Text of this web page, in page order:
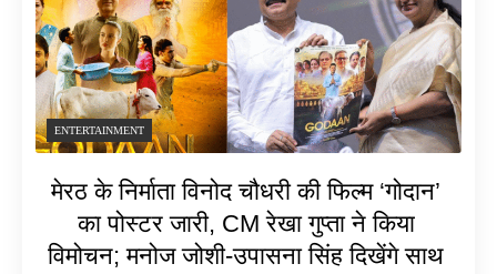
ENTERTAINMENT
मेरठ के निर्माता विनोद चौधरी की फिल्म ‘गोदान’
का पोस्टर जारी, CM रेखा गुप्ता ने किया
विमोचन; मनोज जोशी-उपासना सिंह दिखेंगे साथ